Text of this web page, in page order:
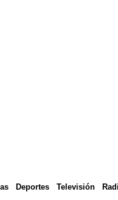
Deportes Televisión